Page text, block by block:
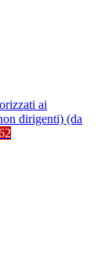
ai
dirigenti) (da